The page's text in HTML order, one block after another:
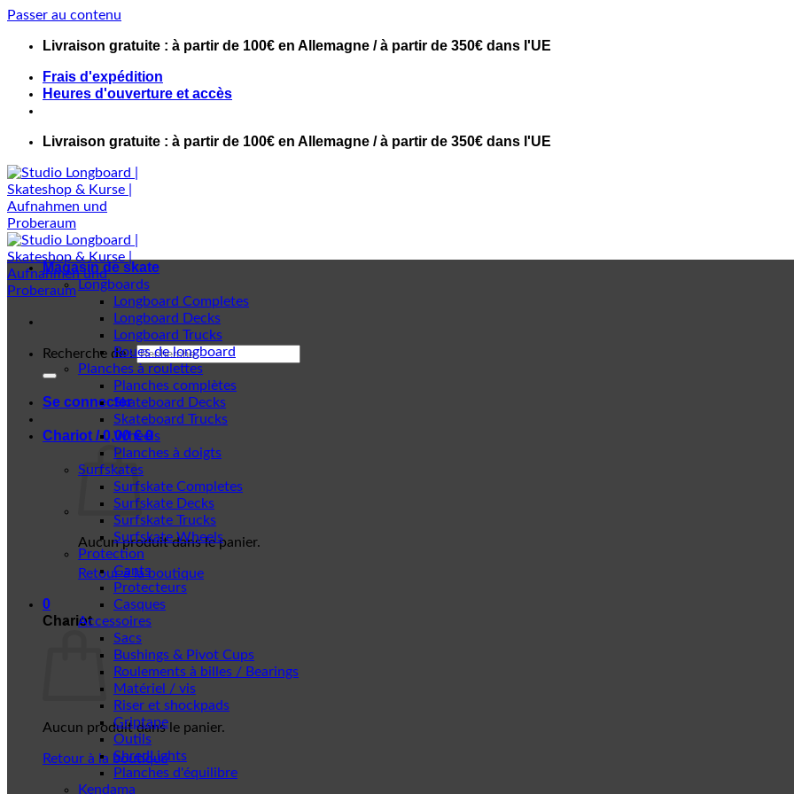
Passer au contenu
Livraison gratuite : à partir de 100€ en Allemagne / à partir de 350€ dans l'UE
Frais d'expédition
Heures d'ouverture et accès
Livraison gratuite : à partir de 100€ en Allemagne / à partir de 350€ dans l'UE
Recherche de :
Se connecter
Chariot /0,00€ 0
Aucun produit dans le panier.
Retour à la boutique
0
Chariot
Aucun produit dans le panier.
Retour à la boutique
Magasin de skate
Longboards
Longboard Completes
Longboard Decks
Longboard Trucks
Roues de longboard
Planches à roulettes
Planches complètes
Skateboard Decks
Skateboard Trucks
Wheels
Planches à doigts
Surfskates
Surfskate Completes
Surfskate Decks
Surfskate Trucks
Surfskate Wheels
Protection
Gants
Protecteurs
Casques
Accessoires
Sacs
Bushings & Pivot Cups
Roulements à billes / Bearings
Matériel / vis
Riser et shockpads
Griptape
Outils
ShredLights
Planches d'équilibre
Kendama